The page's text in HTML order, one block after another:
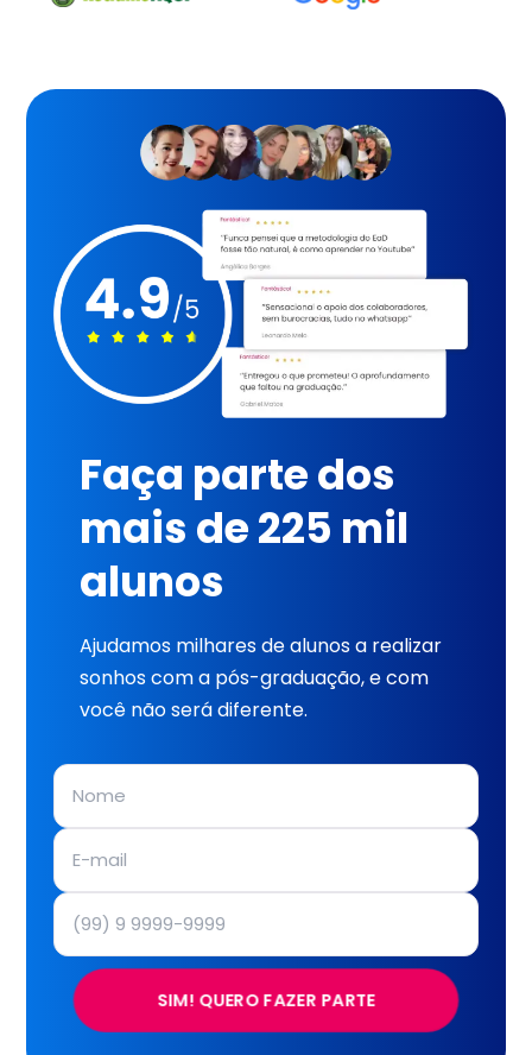
Faça parte dos
mais de 225 mil
alunos
Ajudamos milhares de alunos a realizar
sonhos com a pós-graduação, e com
você não será diferente.
SIM! QUERO FAZER PARTE